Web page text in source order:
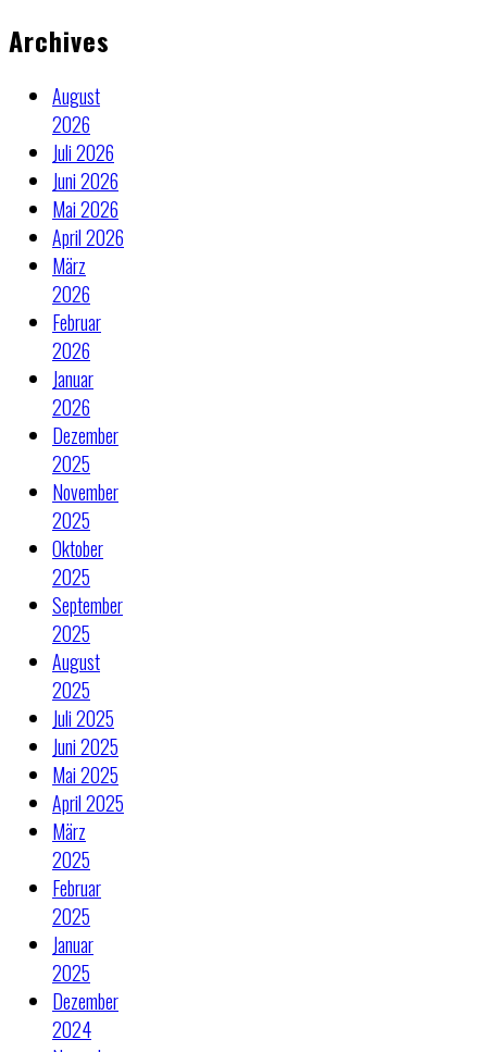
Archives
August
2026
Juli 2026
Juni 2026
Mai 2026
April 2026
März
2026
Februar
2026
Januar
2026
Dezember
2025
November
2025
Oktober
2025
September
2025
August
2025
Juli 2025
Juni 2025
Mai 2025
April 2025
März
2025
Februar
2025
Januar
2025
Dezember
2024